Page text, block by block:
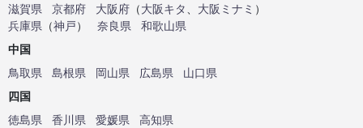
滋賀県
京都府 大阪府 （大阪キタ 大阪ミナミ ）
兵庫県 （神戸） 奈良県
和歌山県
中国
鳥取県
島根県 岡山県 広島県
山口県
四国
徳島県
香川県 愛媛県
高知県